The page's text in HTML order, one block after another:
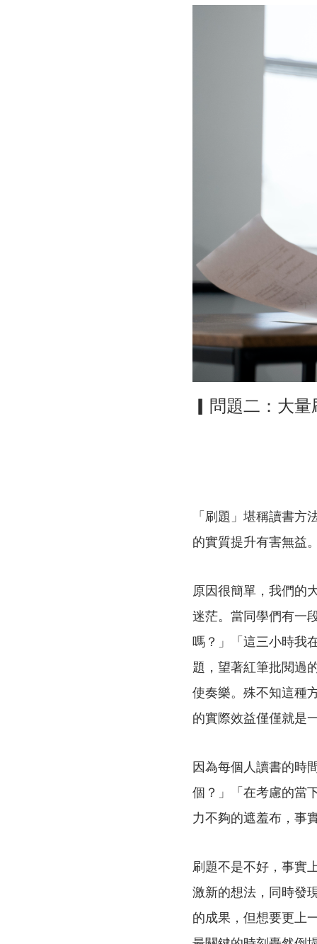
問題二：大量
「刷題」堪稱讀書
的實質提升有害無益
原因很簡單，我們的
迷茫。當同學們有一
嗎？」「這三小時我
題，望著紅筆批閱過
使奏樂。殊不知這種
的實際效益僅僅就是
因為每個人讀書的時
個？」「在考慮的當
力不夠的遮羞布，事
刷題不是不好，事實
激新的想法，同時發
的成果，但想要更上